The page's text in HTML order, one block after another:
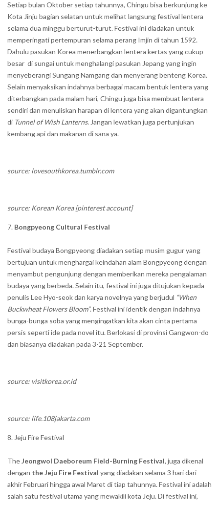
Setiap bulan Oktober setiap tahunnya, Chingu bisa berkunjung ke
Kota Jinju bagian selatan untuk melihat langsung festival lentera
selama dua minggu berturut-turut. Festival ini diadakan untuk
memperingati pertempuran selama perang Imjin di tahun 1592.
Dahulu pasukan Korea menerbangkan lentera kertas yang cukup
besar di sungai untuk menghalangi pasukan Jepang yang ingin
menyeberangi Sungang Namgang dan menyerang benteng Korea.
Selain menyaksikan indahnya berbagai macam bentuk lentera yang
diterbangkan pada malam hari, Chingu juga bisa membuat lentera
sendiri dan menuliskan harapan di lentera yang akan digantungkan
di Tunnel of Wish Lanterns. Jangan lewatkan juga pertunjukan
kembang api dan makanan di sana ya.
source: lovesouthkorea.tumblr.com
source: Korean Korea [pinterest account]
Bongpyeong Cultural Festival
Festival budaya Bongpyeong diadakan setiap musim gugur yang
bertujuan untuk menghargai keindahan alam Bongpyeong dengan
menyambut pengunjung dengan memberikan mereka pengalaman
budaya yang berbeda. Selain itu, festival ini juga ditujukan kepada
penulis Lee Hyo-seok dan karya novelnya yang berjudul “When
Buckwheat Flowers Bloom”. Festival ini identik dengan indahnya
bunga-bunga soba yang mengingatkan kita akan cinta pertama
persis seperti ide pada novel itu. Berlokasi di provinsi Gangwon-do
dan biasanya diadakan pada 3-21 September.
source: visitkorea.or.id
source: life.108jakarta.com
Jeju Fire Festival
TheJeongwol Daeboreum Field-Burning Festival, juga dikenal
dengan the Jeju Fire Festival yang diadakan selama 3 hari dari
akhir Februari hingga awal Maret di tiap tahunnya. Festival ini adalah
salah satu festival utama yang mewakili kota Jeju. Di festival ini,